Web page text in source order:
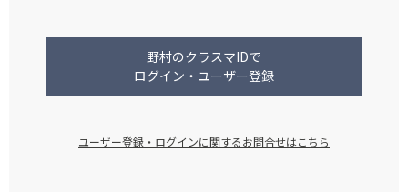
野村のクラスマIDで
ログイン・ユーザー登録
ユーザー登録・ログインに関するお問合せはこちら